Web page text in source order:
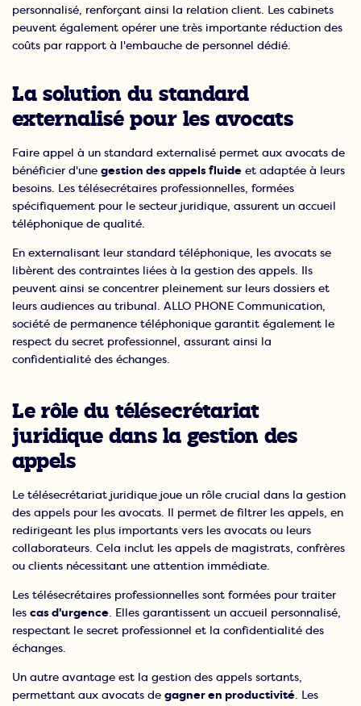
personnalisé, renforçant ainsi la relation client. Les cabinets
peuvent également opérer une très importante réduction des
coûts par rapport à l'embauche de personnel dédié.
La solution du standard
externalisé pour les avocats
Faire appel à un standard externalisé permet aux avocats de
bénéficier d'une gestion des appels fluide et adaptée à leurs
besoins. Les télésecrétaires professionnelles, formées
spécifiquement pour le secteur juridique, assurent un accueil
téléphonique de qualité.
En externalisant leur standard téléphonique, les avocats se
libèrent des contraintes liées à la gestion des appels. Ils
peuvent ainsi se concentrer pleinement sur leurs dossiers et
leurs audiences au tribunal. ALLO PHONE Communication,
société de permanence téléphonique garantit également le
respect du secret professionnel, assurant ainsi la
confidentialité des échanges.
Le rôle du télésecrétariat
juridique dans la gestion des
appels
Le télésecrétariat juridique joue un rôle crucial dans la gestion
des appels pour les avocats. Il permet de filtrer les appels, en
redirigeant les plus importants vers les avocats ou leurs
collaborateurs. Cela inclut les appels de magistrats, confrères
ou clients nécessitant une attention immédiate.
Les télésecrétaires professionnelles sont formées pour traiter
les cas d'urgence. Elles garantissent un accueil personnalisé,
respectant le secret professionnel et la confidentialité des
échanges.
Un autre avantage est la gestion des appels sortants,
permettant aux avocats de gagner en productivité. Les